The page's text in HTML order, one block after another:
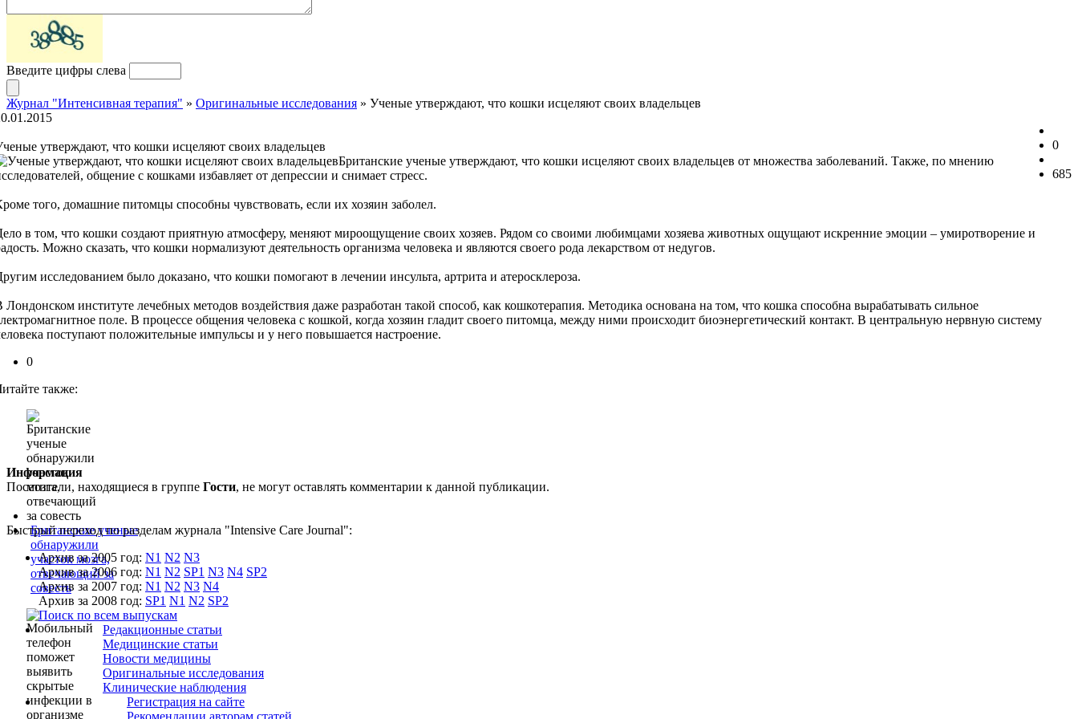
Введите цифры слева
Журнал "Интенсивная терапия" » Оригинальные исследования » Ученые утверждают, что кошки исцеляют своих владельцев
0
685
утверждают, что кошки исцеляют своих владельцев
Британские ученые утверждают, что кошки исцеляют своих владельцев от множества заболеваний. Также, по мнению
общение с кошками избавляет от депрессии и снимает стресс.
того, домашние питомцы способны чувствовать, если их хозяин заболел.
в том, что кошки создают приятную атмосферу, меняют мироощущение своих хозяев. Рядом со своими любимцами хозяева животных ощущают искренние эмоции – умиротворение и
Можно сказать, что кошки нормализуют деятельность организма человека и являются своего рода лекарством от недугов.
исследованием было доказано, что кошки помогают в лечении инсульта, артрита и атеросклероза.
Лондонском институте лечебных методов воздействия даже разработан такой способ, как кошкотерапия. Методика основана на том, что кошка способна вырабатывать сильное
поле. В процессе общения человека с кошкой, когда хозяин гладит своего питомца, между ними происходит биоэнергетический контакт. В центральную нервную систему
поступают положительные импульсы и у него повышается настроение.
0
также:
Британские ученые
обнаружили
участок мозга,
отвечающий за
совесть
Информация
Посетители, находящиеся в группе Гости, не могут оставлять комментарии к данной публикации.
Быстрый переход по разделам журнала "Intensive Care Journal":
Архив за 2005 год: N1 N2 N3
Архив за 2006 год: N1 N2 SP1 N3 N4 SP2
Архив за 2007 год: N1 N2 N3 N4
Архив за 2008 год: SP1 N1 N2 SP2
Поиск по всем выпускам
Редакционные статьи
Медицинские статьи
Новости медицины
Оригинальные исследования
Клинические наблюдения
Регистрация на сайте
Рекомендации авторам статей